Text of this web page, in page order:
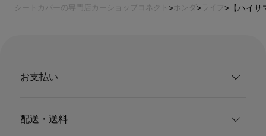
シートカバーの専門店カーショップコネクト
ホンダ ライフ 【ハイサ
お支払い
配送・送料